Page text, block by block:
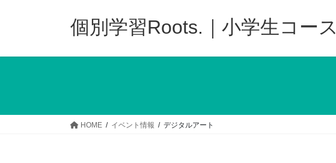
個別学習Roots.｜小学生コース
HOME イベント情報 デジタルアート